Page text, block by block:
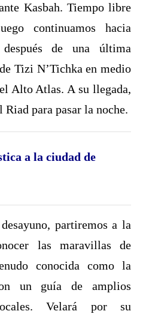
Kasbah. Tiempo libre
continuamos hacia
de una última
Tizi N’Tichka en medio
Alto Atlas. A su llegada,
Riad para pasar la noche.
a la ciudad de
partiremos a la
las maravillas de
conocida como la
un guía de amplios
Velará por su